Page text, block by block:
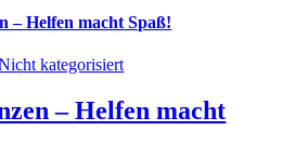
– Helfen macht Spaß!
kategorisiert
– Helfen macht